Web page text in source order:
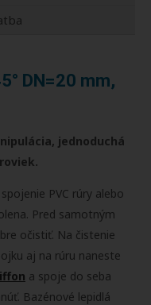
DN=20 mm,
jednoduchá
PVC rúry alebo
Pred samotným
očistiť. Na čistenie
aj na rúru naneste
a spoje do seba
Bazénové lepidlá